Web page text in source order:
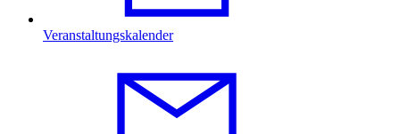
Veranstaltungskalender